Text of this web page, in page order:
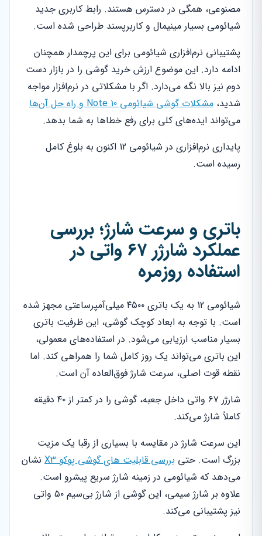
مصنوعی، همگی در دسترس هستند. رابط کاربری جدید
شیائومی بسیار مینیمال و کاربرپسند طراحی شده است.
پشتیبانی نرم‌افزاری شیائومی برای این پرچمدار همچنان
ادامه دارد. این موضوع ارزش خرید گوشی را در بازار دست
دوم نیز بالا نگه می‌دارد. اگر با مشکلاتی در نرم‌افزار مواجه
شدید، مشکلات گوشی شیائومی Note 10 و راه حل آن‌ها
می‌تواند ایده‌های کلی برای رفع خطاها به شما بدهد.
پایداری نرم‌افزاری در شیائومی 12 اکنون به بلوغ کامل
رسیده است.
باتری و سرعت شارژ؛ بررسی
عملکرد شارژر 67 واتی در
استفاده روزمره
شیائومی 12 به یک باتری ۴۵۰۰ میلی‌آمپرساعتی مجهز شده
است. با توجه به ابعاد کوچک گوشی، این ظرفیت باتری
بسیار مناسب ارزیابی می‌شود. در استفاده‌های معمولی،
این باتری می‌تواند یک روز کامل شما را همراهی کند. اما
نقطه قوت اصلی، سرعت شارژ فوق‌العاده آن است.
شارژر ۶۷ واتی داخل جعبه، گوشی را در کمتر از ۴۰ دقیقه
کاملاً شارژ می‌کند.
این سرعت شارژ در مقایسه با بسیاری از رقبا یک مزیت
بزرگ است. حتی بررسی قابلیت های گوشی پوکو X3
نشان
می‌دهد که شیائومی در زمینه شارژ سریع پیشرو است.
علاوه بر شارژ سیمی، این گوشی از شارژ بی‌سیم ۵۰ واتی
نیز پشتیبانی می‌کند.